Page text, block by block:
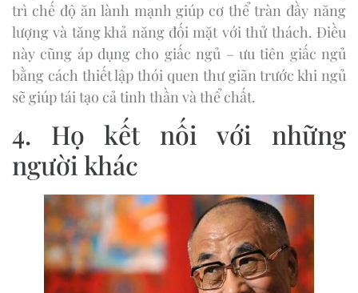
trì chế độ ăn lành mạnh giúp cơ thể tràn đầy năng
lượng và tăng khả năng đối mặt với thử thách. Điều
này cũng áp dụng cho giấc ngủ – ưu tiên giấc ngủ
bằng cách thiết lập thói quen thư giãn trước khi ngủ
sẽ giúp tái tạo cả tinh thần và thể chất.
4. Họ kết nối với những
người khác